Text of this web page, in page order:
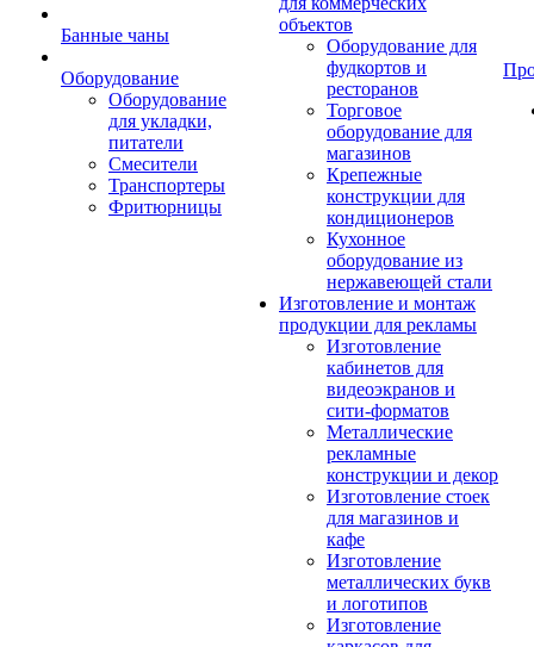
Банные чаны
Оборудование
Оборудование
для укладки,
питатели
Смесители
Транспортеры
Фритюрницы
объектов
Оборудование для
фудкортов и
ресторанов
Торговое
оборудование для
магазинов
Крепежные
конструкции для
кондиционеров
Кухонное
оборудование из
нержавеющей стали
Изготовление и монтаж
продукции для рекламы
Изготовление
кабинетов для
видеоэкранов и
сити-форматов
Металлические
рекламные
конструкции и декор
Изготовление стоек
для магазинов и
кафе
Изготовление
металлических букв
и логотипов
Изготовление